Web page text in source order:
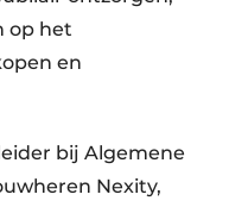
op het
en
bij Algemene
Nexity,